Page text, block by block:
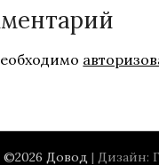
©2026 Довод | Дизайн: